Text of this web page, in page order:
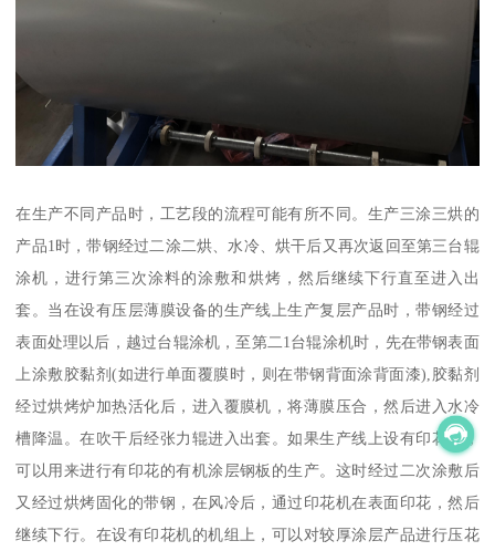
在生产不同产品时，工艺段的流程可能有所不同。生产三涂三烘的
产品1时，带钢经过二涂二烘、水冷、烘干后又再次返回至第三台辊
涂机，进行第三次涂料的涂敷和烘烤，然后继续下行直至进入出
套。当在设有压层薄膜设备的生产线上生产复层产品时，带钢经过
表面处理以后，越过台辊涂机，至第二1台辊涂机时，先在带钢表面
上涂敷胶黏剂(如进行单面覆膜时，则在带钢背面涂背面漆),胶黏剂
经过烘烤炉加热活化后，进入覆膜机，将薄膜压合，然后进入水冷
槽降温。在吹干后经张力辊进入出套。如果生产线上设有印花机，
可以用来进行有印花的有机涂层钢板的生产。这时经过二次涂敷后
又经过烘烤固化的带钢，在风冷后，通过印花机在表面印花，然后
继续下行。在设有印花机的机组上，可以对较厚涂层产品进行压花